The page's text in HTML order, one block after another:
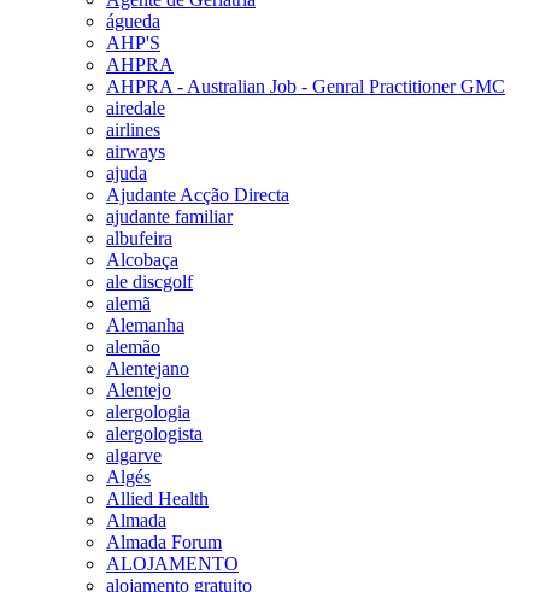
águeda
AHP'S
AHPRA
AHPRA - Australian Job - Genral Practitioner GMC
airedale
airlines
airways
ajuda
Ajudante Acção Directa
ajudante familiar
albufeira
Alcobaça
ale discgolf
alemã
Alemanha
alemão
Alentejano
Alentejo
alergologia
alergologista
algarve
Algés
Allied Health
Almada
Almada Forum
ALOJAMENTO
alojamento gratuito